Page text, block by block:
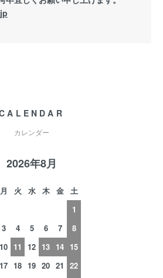
カレンダー
2026年8月
月 火 水 木 金
土
1
3 4 5 6 7
8
10 11 12 13 14 15
17 18 19 20 21
22